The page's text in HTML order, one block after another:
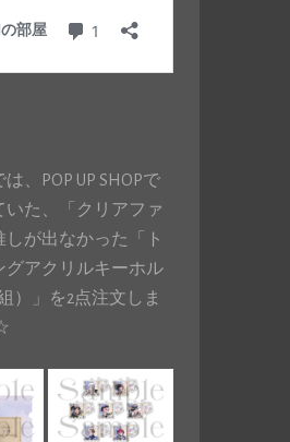
、POP UP SHOPで
いた、「クリアファ
しが出なかった「ト
グアクリルキーホル
）」を2点注文しま